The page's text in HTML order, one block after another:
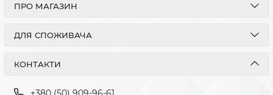
ПРО МАГАЗИН
ДЛЯ СПОЖИВАЧА
КОНТАКТИ